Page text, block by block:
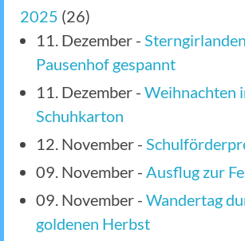
2025 (26)
11. Dezember -
Pausenhof gespannt
11. Dezember - Weihnachten
Schuhkarton
12. November -
09. November - Ausflug zur
09. November - Wandertag
goldenen Herbst